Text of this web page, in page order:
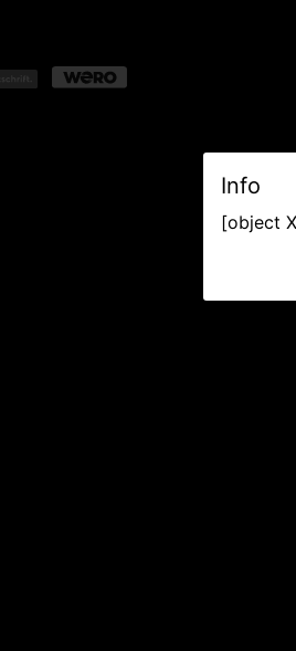
Info
[object